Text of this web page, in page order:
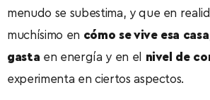
menudo se subestima, y que en
muchísimo en cómo se vive esa casa
gasta en energía y en el nivel de
experimenta en ciertos aspectos.